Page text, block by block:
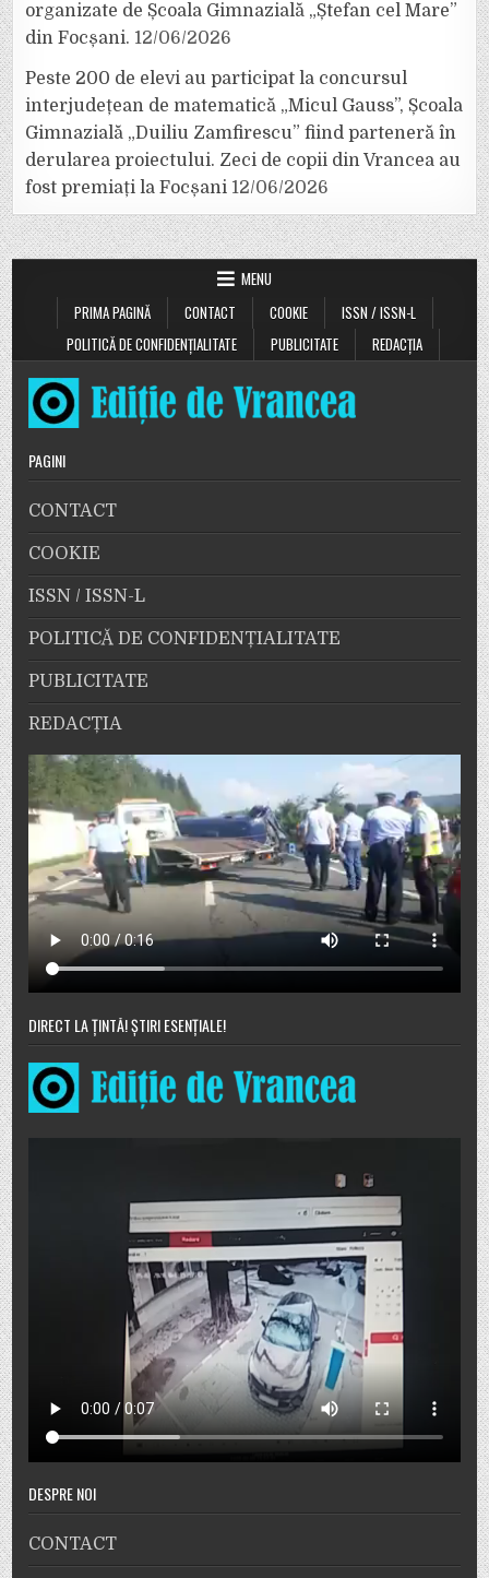
organizate de Școala Gimnazială „Ștefan cel Mare”
din Focșani. 12/06/2026
Peste 200 de elevi au participat la concursul
interjudețean de matematică „Micul Gauss”, Școala
Gimnazială „Duiliu Zamfirescu” fiind parteneră în
derularea proiectului. Zeci de copii din Vrancea au
fost premiați la Focșani 12/06/2026
MENU
PRIMA PAGINĂ
CONTACT COOKIE
ISSN / ISSN-L
POLITICĂ DE CONFIDENȚIALITATE
PUBLICITATE REDACȚIA
PAGINI
CONTACT
COOKIE
ISSN / ISSN-L
POLITICĂ DE CONFIDENȚIALITATE
PUBLICITATE
REDACȚIA
DIRECT LA ȚINTĂ! ȘTIRI ESENȚIALE!
DESPRE NOI
CONTACT